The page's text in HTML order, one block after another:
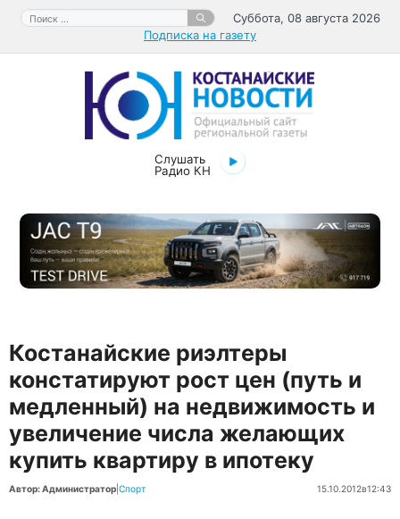
Перейти
содержимому
Поиск:
Суббота, 08 августа 2026
Подписка на газету
Слушать
Радио КН
Костанайские риэлтеры
констатируют рост цен (путь и
медленный) на недвижимость и
увеличение числа желающих
купить квартиру в ипотеку
Автор: Администратор Спорт 15.10.2012в12:43